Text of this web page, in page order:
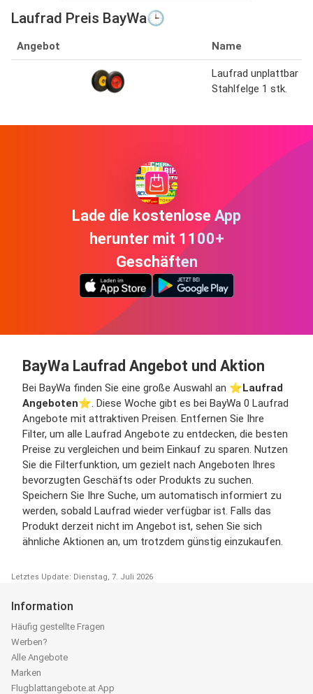
Laufrad Preis BayWa🕒
Angebot Name
Laufrad unplattbar
Stahlfelge 1 stk.
Lade die kostenlose App
herunter mit 1100+
Geschäften
BayWa Laufrad Angebot und Aktion
Bei BayWa finden Sie eine große Auswahl an ⭐️Laufrad
Angeboten⭐️. Diese Woche gibt es bei BayWa 0 Laufrad
Angebote mit attraktiven Preisen. Entfernen Sie Ihre
Filter, um alle Laufrad Angebote zu entdecken, die besten
Preise zu vergleichen und beim Einkauf zu sparen. Nutzen
Sie die Filterfunktion, um gezielt nach Angeboten Ihres
bevorzugten Geschäfts oder Produkts zu suchen.
Speichern Sie Ihre Suche, um automatisch informiert zu
werden, sobald Laufrad wieder verfügbar ist. Falls das
Produkt derzeit nicht im Angebot ist, sehen Sie sich
ähnliche Aktionen an, um trotzdem günstig einzukaufen.
Letztes Update: Dienstag, 7. Juli 2026
Information
Häufig gestellte Fragen
Werben?
Alle Angebote
Marken
Flugblattangebote.at App